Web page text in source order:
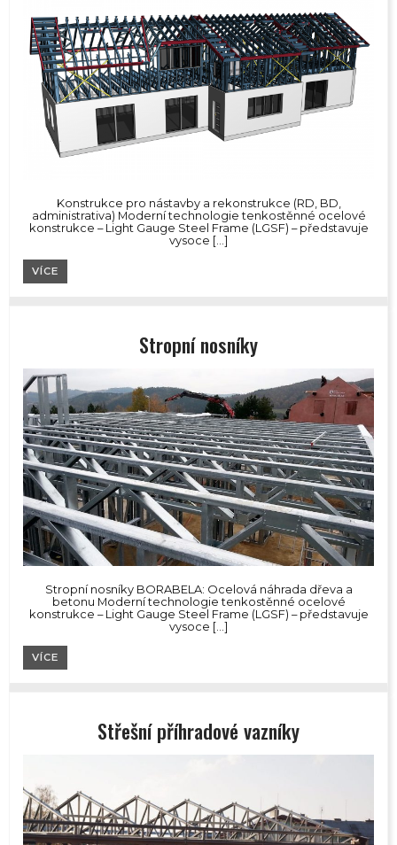
Konstrukce pro nástavby a rekonstrukce (RD, BD,
administrativa) Moderní technologie tenkostěnné ocelové
konstrukce – Light Gauge Steel Frame (LGSF) – představuje
vysoce […]
VÍCE
Stropní nosníky
Stropní nosníky BORABELA: Ocelová náhrada dřeva a
betonu Moderní technologie tenkostěnné ocelové
konstrukce – Light Gauge Steel Frame (LGSF) – představuje
vysoce […]
VÍCE
Střešní příhradové vazníky